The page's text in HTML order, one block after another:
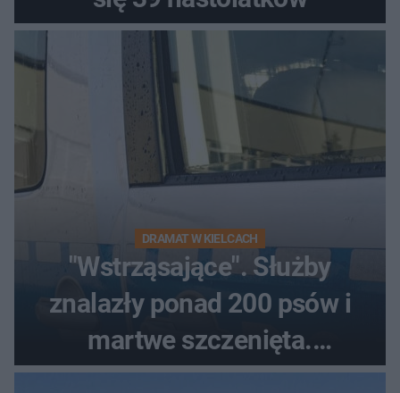
DRAMAT W KIELCACH
"Wstrząsające". Służby
znalazły ponad 200 psów i
martwe szczenięta.
Zatrzymano 35-latka